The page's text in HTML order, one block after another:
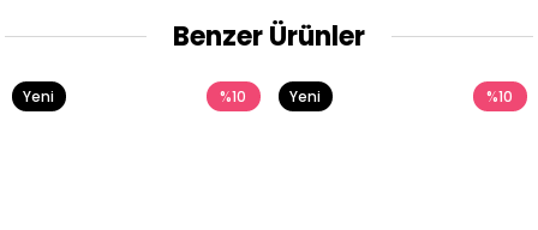
Benzer Ürünler
%10 %10